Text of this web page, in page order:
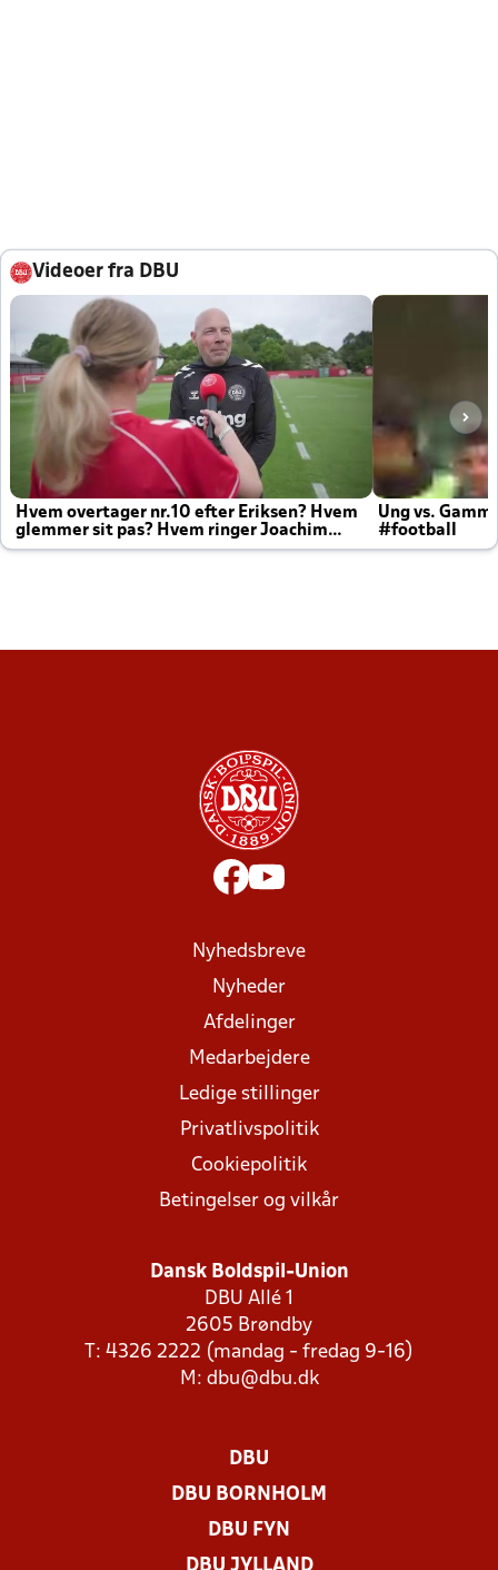
Videoer fra DBU
Hvem overtager nr.10 efter Eriksen? Hvem
glemmer sit pas? Hvem ringer Joachim
altid til efter kampe?
Ung vs.
#football
Nyhedsbreve
Nyheder
Afdelinger
Medarbejdere
Ledige stillinger
Privatlivspolitik
Cookiepolitik
Betingelser og vilkår
Dansk Boldspil-Union
DBU Allé 1
2605 Brøndby
T: 4326 2222 (mandag - fredag 9-16)
M: dbu@dbu.dk
DBU
DBU BORNHOLM
DBU FYN